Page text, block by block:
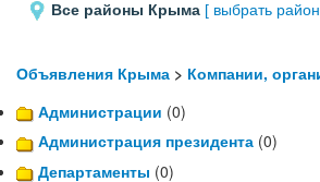
Все районы Крыма [ выбрать
Объявления Крыма > Компании,
Администрации (0)
Администрация президента (0)
Департаменты (0)